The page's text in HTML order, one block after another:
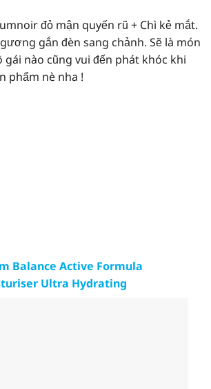
đỏ mận quyến rũ + Chì kẻ mắt.
gắn đèn sang chảnh. Sẽ là món
gái nào cũng vui đến phát khóc khi
phẩm nè nha !
Balance Active Formula
Ultra Hydrating